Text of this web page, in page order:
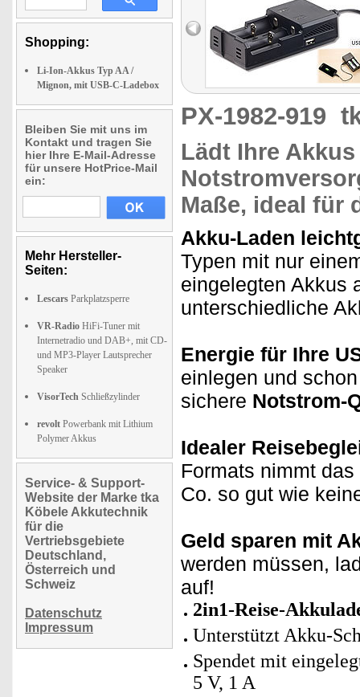
Shopping:
Li-Ion-Akkus Typ AA /
Mignon, mit USB-C-Ladebox
Bleiben Sie mit uns im
Kontakt und tragen Sie
hier Ihre E-Mail-Adresse
für unsere HotPrice-Mail
ein:
Mehr Hersteller-
Seiten:
Lescars Parkplatzsperre
VR-Radio HiFi-Tuner mit
Internetradio und DAB+, mit CD-
und MP3-Player Lautsprecher
Speaker
VisorTech Schließzylinder
revolt Powerbank mit Lithium
Polymer Akkus
Service- & Support-
Website der Marke tka
Köbele Akkutechnik
für die
Vertriebsgebiete
Deutschland,
Österreich und
Schweiz
Datenschutz
Impressum
PX-1982-919
Lädt Ihre Akkus
Maße, ideal für
Akku-Laden
Typen mit nur
eingelegten Akkus
unterschiedliche
Energie für Ihre
einlegen und
sichere Notstrom-
Idealer
Formats nimmt
Co. so gut wie
Geld sparen mit
werden müssen,
auf!
2in1-Reise-
Unterstützt Akku-
Spendet mit
5 V, 1 A